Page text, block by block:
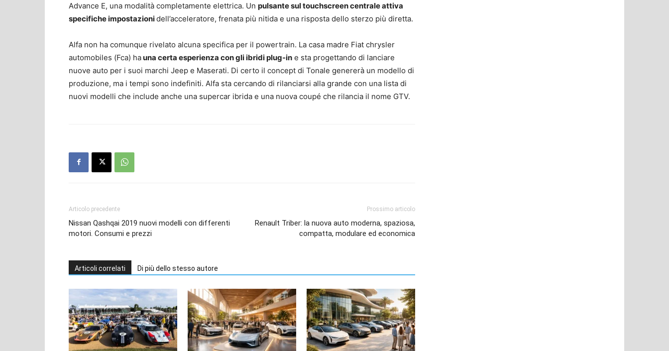
Advance E, una modalità completamente elettrica. Un pulsante sul touchscreen centrale attiva
specifiche impostazionidell’acceleratore, frenata più nitida e una risposta dello sterzo più diretta.
Alfa non ha comunque rivelato alcuna specifica per il powertrain. La casa madre Fiat chrysler
automobiles (Fca) hauna certa esperienza con gli ibridi plug-in e sta progettando di lanciare
nuove auto per i suoi marchi Jeep e Maserati. Di certo il concept di Tonale genererà un modello di
produzione, ma i tempi sono indefiniti. Alfa sta cercando di rilanciarsi alla grande con una lista di
nuovi modelli che include anche una supercar ibrida e una nuova coupé che rilancia il nome GTV.
Articolo precedente
Nissan Qashqai 2019 nuovi modelli con differenti
motori. Consumi e prezzi
Prossimo articolo
Renault Triber: la nuova auto moderna, spaziosa,
compatta, modulare ed economica
Articoli correlati Di più dello stesso autore